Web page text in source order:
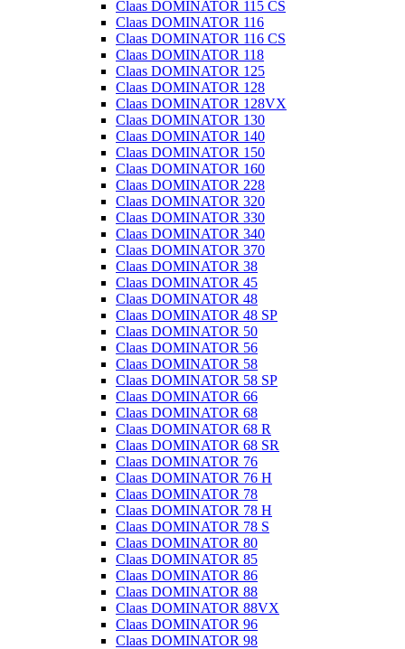
Claas DOMINATOR 115 CS
Claas DOMINATOR 116
Claas DOMINATOR 116 CS
Claas DOMINATOR 118
Claas DOMINATOR 125
Claas DOMINATOR 128
Claas DOMINATOR 128VX
Claas DOMINATOR 130
Claas DOMINATOR 140
Claas DOMINATOR 150
Claas DOMINATOR 160
Claas DOMINATOR 228
Claas DOMINATOR 320
Claas DOMINATOR 330
Claas DOMINATOR 340
Claas DOMINATOR 370
Claas DOMINATOR 38
Claas DOMINATOR 45
Claas DOMINATOR 48
Claas DOMINATOR 48 SP
Claas DOMINATOR 50
Claas DOMINATOR 56
Claas DOMINATOR 58
Claas DOMINATOR 58 SP
Claas DOMINATOR 66
Claas DOMINATOR 68
Claas DOMINATOR 68 R
Claas DOMINATOR 68 SR
Claas DOMINATOR 76
Claas DOMINATOR 76 H
Claas DOMINATOR 78
Claas DOMINATOR 78 H
Claas DOMINATOR 78 S
Claas DOMINATOR 80
Claas DOMINATOR 85
Claas DOMINATOR 86
Claas DOMINATOR 88
Claas DOMINATOR 88VX
Claas DOMINATOR 96
Claas DOMINATOR 98